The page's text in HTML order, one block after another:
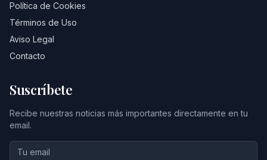
Política de Cookies
Términos de Uso
Aviso Legal
Contacto
Suscríbete
Recibe nuestras noticias más importantes directamente en tu
email.